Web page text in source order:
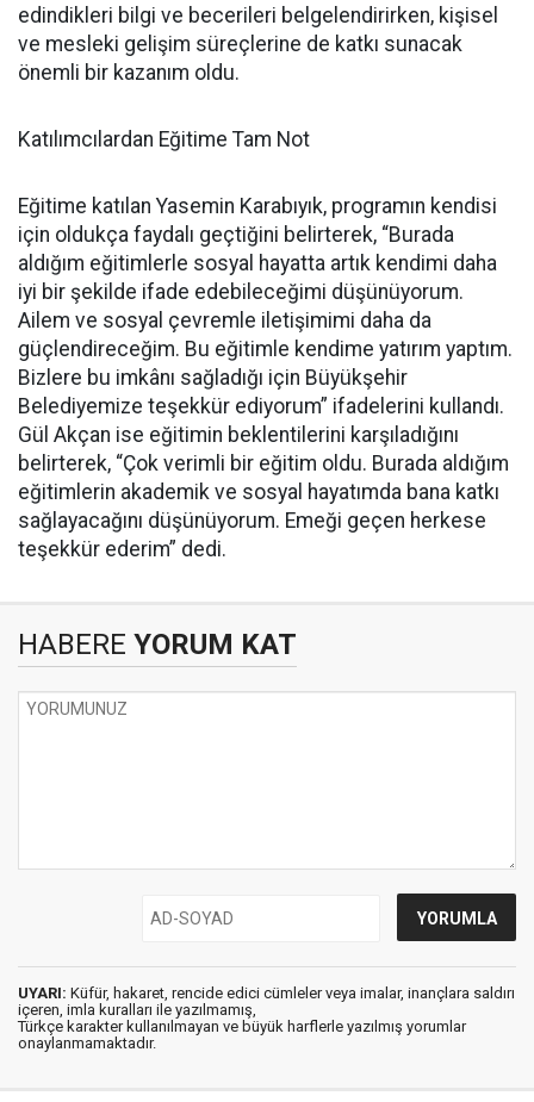
edindikleri bilgi ve becerileri belgelendirirken, kişisel
ve mesleki gelişim süreçlerine de katkı sunacak
önemli bir kazanım oldu.
Katılımcılardan Eğitime Tam Not
Eğitime katılan Yasemin Karabıyık, programın kendisi
için oldukça faydalı geçtiğini belirterek, “Burada
aldığım eğitimlerle sosyal hayatta artık kendimi daha
iyi bir şekilde ifade edebileceğimi düşünüyorum.
Ailem ve sosyal çevremle iletişimimi daha da
güçlendireceğim. Bu eğitimle kendime yatırım yaptım.
Bizlere bu imkânı sağladığı için Büyükşehir
Belediyemize teşekkür ediyorum” ifadelerini kullandı.
Gül Akçan ise eğitimin beklentilerini karşıladığını
belirterek, “Çok verimli bir eğitim oldu. Burada aldığım
eğitimlerin akademik ve sosyal hayatımda bana katkı
sağlayacağını düşünüyorum. Emeği geçen herkese
teşekkür ederim” dedi.
HABERE YORUM KAT
UYARI: Küfür, hakaret, rencide edici cümleler veya imalar, inançlara saldırı
içeren, imla kuralları ile yazılmamış,
Türkçe karakter kullanılmayan ve büyük harflerle yazılmış yorumlar
onaylanmamaktadır.